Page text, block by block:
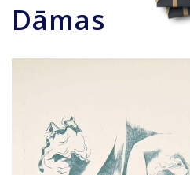
Dāmas